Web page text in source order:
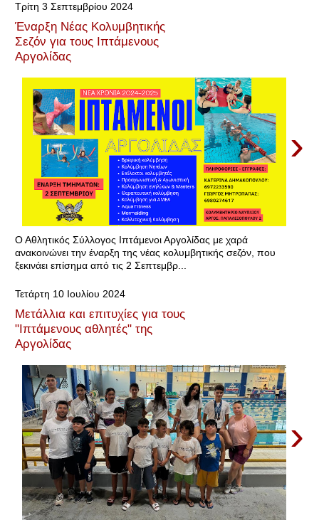
Τρίτη 3 Σεπτεμβρίου 2024
Έναρξη Νέας Κολυμβητικής
Σεζόν για τους Ιπτάμενους
Αργολίδας
›
Ο Αθλητικός Σύλλογος Ιπτάμενοι Αργολίδας με χαρά
ανακοινώνει την έναρξη της νέας κολυμβητικής σεζόν, που
ξεκινάει επίσημα από τις 2 Σεπτεμβρ...
Τετάρτη 10 Ιουλίου 2024
Μετάλλια και επιτυχίες για τους
"Ιπτάμενους αθλητές" της
Αργολίδας
›